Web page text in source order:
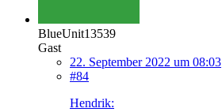
BlueUnit13539
Gast
22. September 2022 um 08:03
#84
Hendrik: